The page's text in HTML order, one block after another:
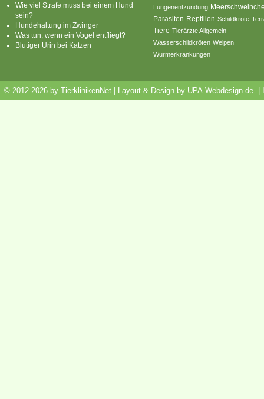
Wie viel Strafe muss bei einem Hund
sein?
Hundehaltung im Zwinger
Was tun, wenn ein Vogel entfliegt?
Blutiger Urin bei Katzen
Lungenentzündung
Parasiten Reptilien Schildkröte
Tiere Tierärzte Allgemein
Wasserschildkröten Welpen
Wurmerkrankungen
© 2012-2026 by TierklinikenNet | Layout & Design by UPA-Webdesign.de.